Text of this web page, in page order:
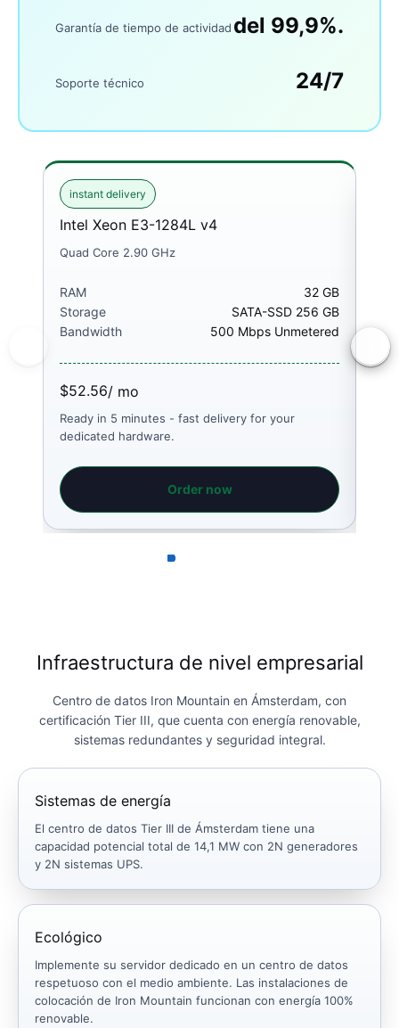
Garantía de tiempo de actividad del 99,9%.
Soporte técnico 24/7
instant delivery
Intel Xeon E3-1284L v4
Quad Core 2.90 GHz
RAM
32 GB
Storage
SATA-SSD 256 GB
Bandwidth
500 Mbps Unmetered
$52.56/ mo
Ready in 5 minutes - fast delivery for your
dedicated hardware.
Order now
Infraestructura de nivel empresarial
Centro de datos Iron Mountain en Ámsterdam, con
certificación Tier III, que cuenta con energía renovable,
sistemas redundantes y seguridad integral.
Sistemas de energía
El centro de datos Tier III de Ámsterdam tiene una
capacidad potencial total de 14,1 MW con 2N generadores
y 2N sistemas UPS.
Ecológico
Implemente su servidor dedicado en un centro de datos
respetuoso con el medio ambiente. Las instalaciones de
colocación de Iron Mountain funcionan con energía 100%
renovable.